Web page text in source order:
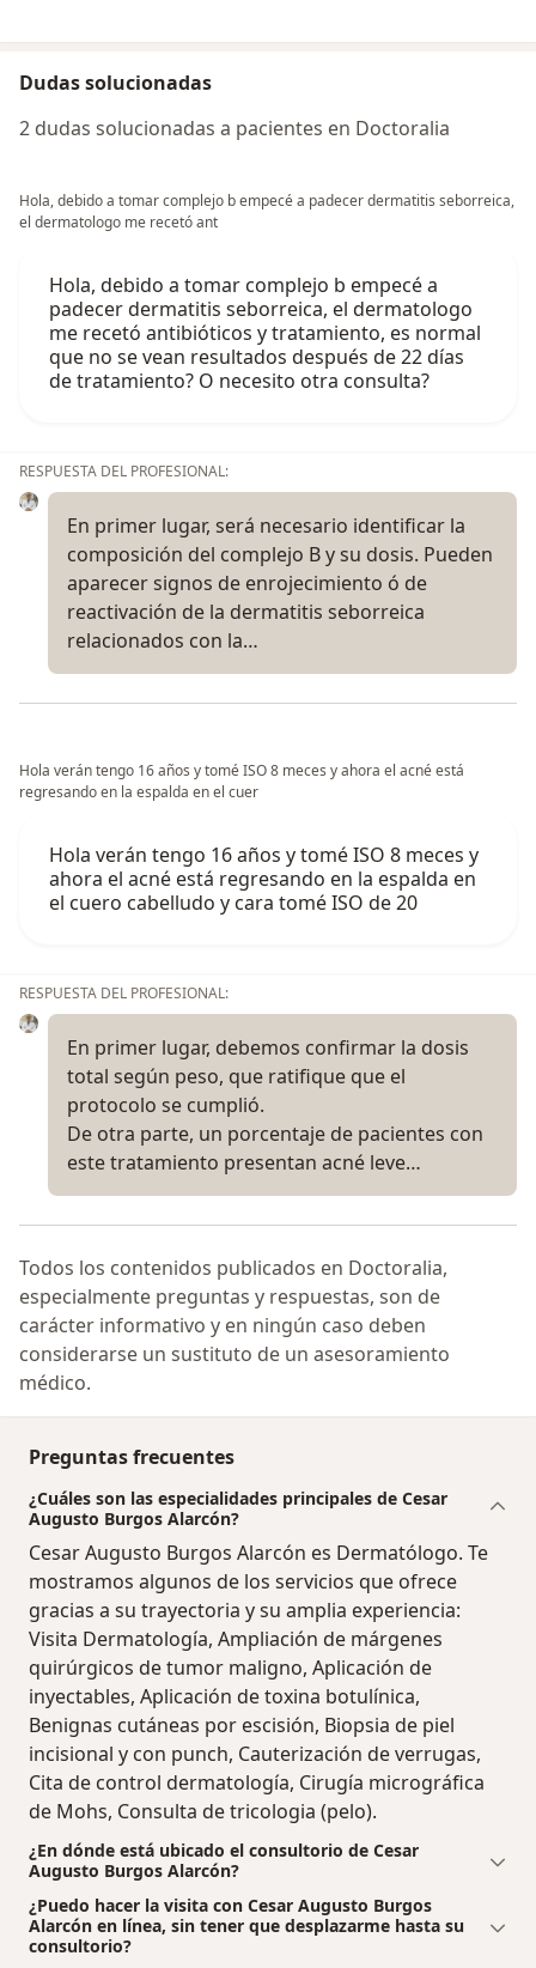
Dudas solucionadas
2 dudas solucionadas a pacientes en Doctoralia
Hola, debido a tomar complejo b empecé a padecer dermatitis seborreica,
el dermatologo me recetó ant
Hola, debido a tomar complejo b empecé a
padecer dermatitis seborreica, el dermatologo
me recetó antibióticos y tratamiento, es normal
que no se vean resultados después de 22 días
de tratamiento? O necesito otra consulta?
RESPUESTA DEL PROFESIONAL:
En primer lugar, será necesario identificar la
composición del complejo B y su dosis. Pueden
aparecer signos de enrojecimiento ó de
reactivación de la dermatitis seborreica
relacionados con la…
Hola verán tengo 16 años y tomé ISO 8 meces y ahora el acné está
regresando en la espalda en el cuer
Hola verán tengo 16 años y tomé ISO 8 meces y
ahora el acné está regresando en la espalda en
el cuero cabelludo y cara tomé ISO de 20
RESPUESTA DEL PROFESIONAL:
En primer lugar, debemos confirmar la dosis
total según peso, que ratifique que el
protocolo se cumplió.
De otra parte, un porcentaje de pacientes con
este tratamiento presentan acné leve…
Todos los contenidos publicados en Doctoralia,
especialmente preguntas y respuestas, son de
carácter informativo y en ningún caso deben
considerarse un sustituto de un asesoramiento
médico.
Preguntas frecuentes
¿Cuáles son las especialidades principales de Cesar
Augusto Burgos Alarcón?
Cesar Augusto Burgos Alarcón es Dermatólogo. Te
mostramos algunos de los servicios que ofrece
gracias a su trayectoria y su amplia experiencia:
Visita Dermatología, Ampliación de márgenes
quirúrgicos de tumor maligno, Aplicación de
inyectables, Aplicación de toxina botulínica,
Benignas cutáneas por escisión, Biopsia de piel
incisional y con punch, Cauterización de verrugas,
Cita de control dermatología, Cirugía micrográfica
de Mohs, Consulta de tricologia (pelo).
¿En dónde está ubicado el consultorio de Cesar
Augusto Burgos Alarcón?
¿Puedo hacer la visita con Cesar Augusto Burgos
Alarcón en línea, sin tener que desplazarme hasta su
consultorio?